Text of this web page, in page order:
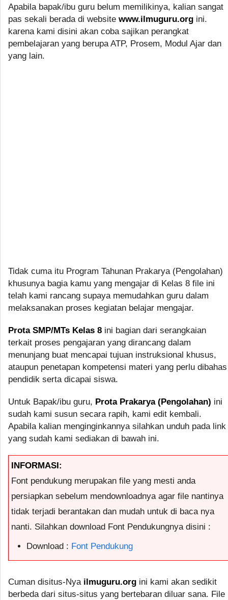
Apabila bapak/ibu guru belum memilikinya, kalian sangat
pas sekali berada di website www.ilmuguru.org ini.
karena kami disini akan coba sajikan perangkat
pembelajaran yang berupa ATP, Prosem, Modul Ajar dan
yang lain.
Tidak cuma itu Program Tahunan Prakarya (Pengolahan)
khusunya bagia kamu yang mengajar di Kelas 8 file ini
telah kami rancang supaya memudahkan guru dalam
melaksanakan proses kegiatan belajar mengajar.
Prota SMP/MTs Kelas 8 ini bagian dari serangkaian
terkait proses pengajaran yang dirancang dalam
menunjang buat mencapai tujuan instruksional khusus,
ataupun penetapan kompetensi materi yang perlu dibahas
pendidik serta dicapai siswa.
Untuk Bapak/ibu guru, Prota Prakarya (Pengolahan) ini
sudah kami susun secara rapih, kami edit kembali.
Apabila kalian menginginkannya silahkan unduh pada link
yang sudah kami sediakan di bawah ini.
INFORMASI:
Font pendukung merupakan file yang mesti anda
persiapkan sebelum mendownloadnya agar file nantinya
tidak terjadi berantakan dan mudah untuk di baca nya
nanti. Silahkan download Font Pendukungnya disini :
Download : Font Pendukung
Cuman disitus-Nya ilmuguru.org ini kami akan sedikit
berbeda dari situs-situs yang bertebaran diluar sana. File